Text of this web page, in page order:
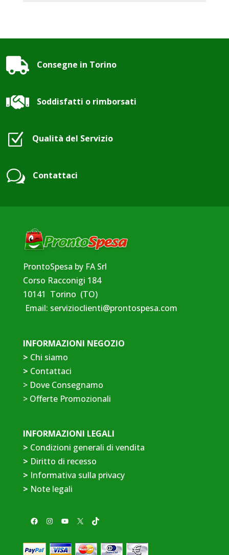
 Consegne in Torino
 Soddisfatti o rimborsati
Z Qualità del Servizio
w Contattaci
ProntoSpesa by FA Srl
Corso Racconigi 184
10141 Torino (TO)
Email: servizioclienti@prontospesa.com
INFORMAZIONI NEGOZIO
> Chi siamo
> Contattaci
> Dove Consegnamo
>Offerte Promozionali
INFORMAZIONI LEGALI
> Condizioni generali di vendita
> Diritto di recesso
> Informativa sulla privacy
> Note legali
Facebook
Instagram
YouTube
X TikTok